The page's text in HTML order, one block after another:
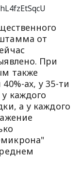
от
При
также
ах, у 35-ти
каждого
а у каждого